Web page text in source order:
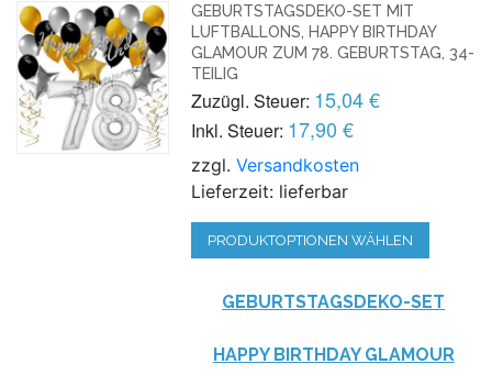
GEBURTSTAGSDEKO-SET MIT
LUFTBALLONS, HAPPY BIRTHDAY
GLAMOUR ZUM 78. GEBURTSTAG, 34-
TEILIG
Zuzügl. Steuer: 15,04 €
Inkl. Steuer: 17,90 €
zzgl.Versandkosten
Lieferzeit: lieferbar
PRODUKTOPTIONEN WÄHLEN
GEBURTSTAGSDEKO-SET
HAPPY BIRTHDAY GLAMOUR